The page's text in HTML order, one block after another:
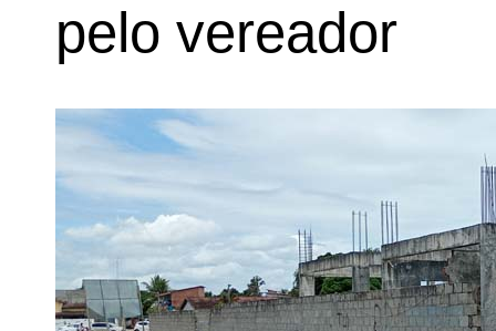
pelo vereador